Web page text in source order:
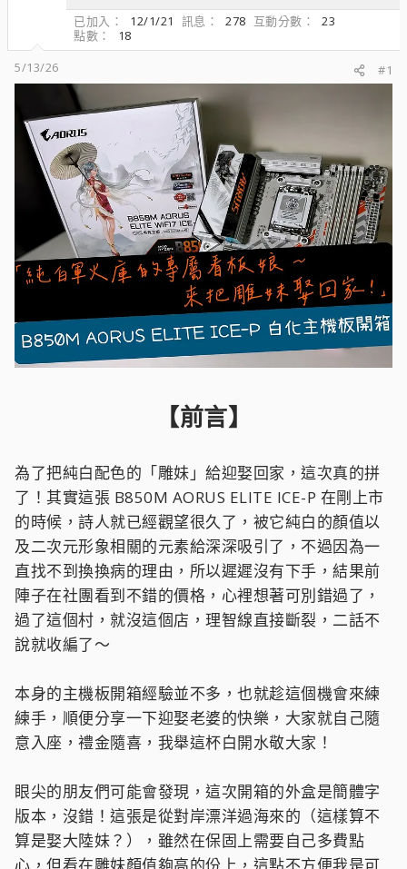
已加入
12/1/21 訊息 278 互動分數
23
點數
18
5/13/26
#1
【前言】
為了把純白配色的「雕妹」給迎娶回家，這次真的拼
了！其實這張 B850M AORUS ELITE ICE-P 在剛上市
的時候，詩人就已經觀望很久了，被它純白的顏值以
及二次元形象相關的元素給深深吸引了，不過因為一
直找不到換換病的理由，所以遲遲沒有下手，結果前
陣子在社團看到不錯的價格，心裡想著可別錯過了，
過了這個村，就沒這個店，理智線直接斷裂，二話不
說就收編了～
本身的主機板開箱經驗並不多，也就趁這個機會來練
練手，順便分享一下迎娶老婆的快樂，大家就自己隨
意入座，禮金隨喜，我舉這杯白開水敬大家！
眼尖的朋友們可能會發現，這次開箱的外盒是簡體字
版本，沒錯！這張是從對岸漂洋過海來的（這樣算不
算是娶大陸妹？），雖然在保固上需要自己多費點
心，但看在雕妹顏值夠高的份上，這點不方便我是可